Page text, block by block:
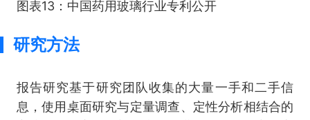
图表13：中国药用玻璃行业专利公开
研究方法
报告研究基于研究团队收集的大量一手和二手信
息，使用桌面研究与定量调查、定性分析相结合的